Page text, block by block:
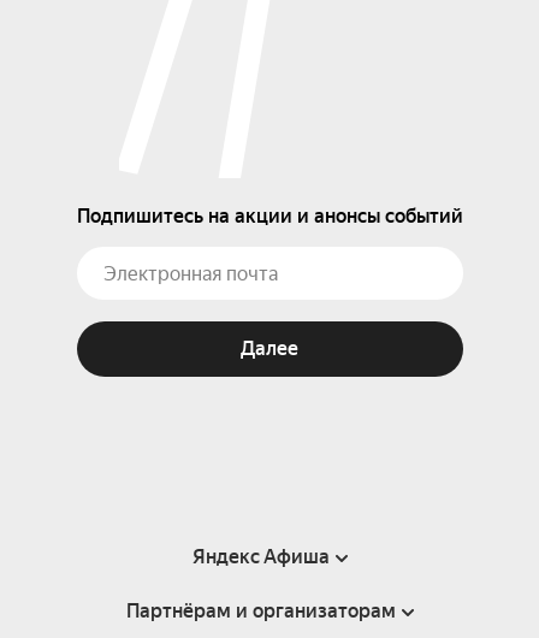
Подпишитесь на акции и анонсы событий
Далее
Яндекс Афиша
Справка
Партнёрам и организаторам